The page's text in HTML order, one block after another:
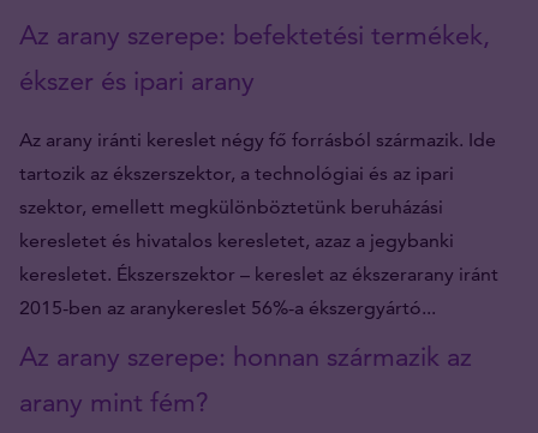
Az arany szerepe: befektetési termékek,
ékszer és ipari arany
Az arany iránti kereslet négy fő forrásból származik. Ide
tartozik az ékszerszektor, a technológiai és az ipari
szektor, emellett megkülönböztetünk beruházási
keresletet és hivatalos keresletet, azaz a jegybanki
keresletet. Ékszerszektor – kereslet az ékszerarany iránt
2015-ben az aranykereslet 56%-a ékszergyártó...
Az arany szerepe: honnan származik az
arany mint fém?